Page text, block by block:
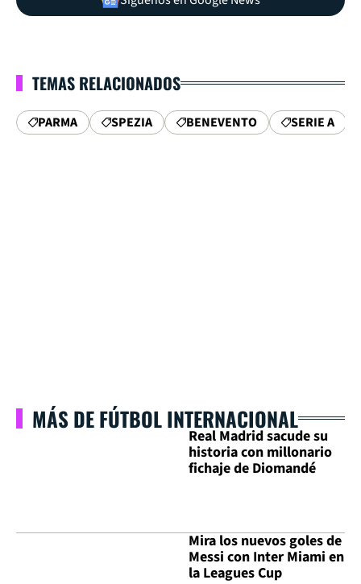
TEMAS RELACIONADOS
PARMA SPEZIA BENEVENTO SERIE A
MÁS DE FÚTBOL INTERNACIONAL
Real Madrid sacude su
historia con millonario
fichaje de Diomandé
Mira los nuevos goles de
Messi con Inter Miami en
la Leagues Cup